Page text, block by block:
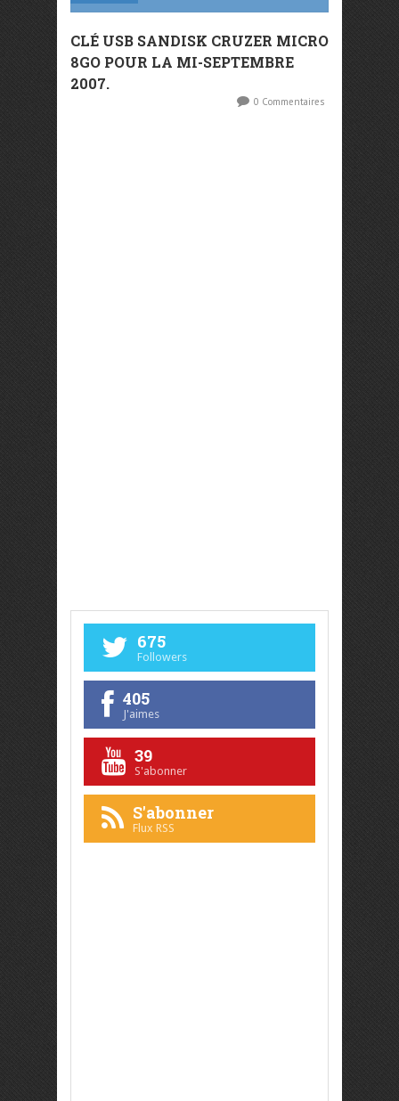
CLÉ USB SANDISK CRUZER MICRO
8GO POUR LA MI-SEPTEMBRE
2007.
0 Commentaires
675
Followers
405
J'aimes
39
S'abonner
S'abonner
Flux RSS